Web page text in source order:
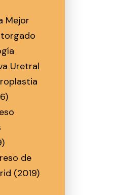
Mejor
Uretral
de
(2019)